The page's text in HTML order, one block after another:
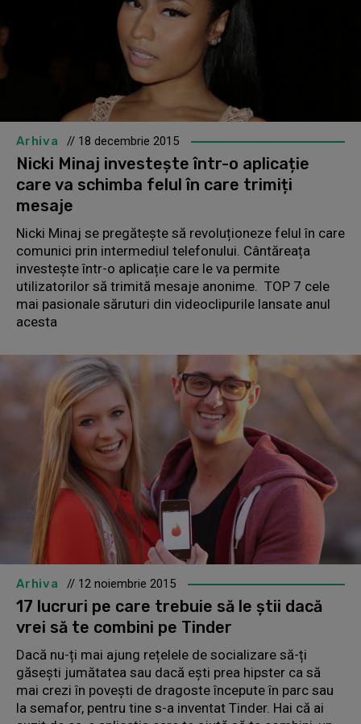
Arhiva // 18 decembrie 2015
Nicki Minaj investește într-o aplicație
care va schimba felul în care trimiți
mesaje
Nicki Minaj se pregătește să revoluționeze felul în care
comunici prin intermediul telefonului. Cântăreața
investește într-o aplicație care le va permite
utilizatorilor să trimită mesaje anonime. TOP 7 cele
mai pasionale săruturi din videoclipurile lansate anul
acesta
Arhiva // 12 noiembrie 2015
17 lucruri pe care trebuie să le știi dacă
vrei să te combini pe Tinder
Dacă nu-ți mai ajung rețelele de socializare să-ți
găsești jumătatea sau dacă ești prea hipster ca să
mai crezi în povești de dragoste începute în parc sau
la semafor, pentru tine s-a inventat Tinder. Hai că ai